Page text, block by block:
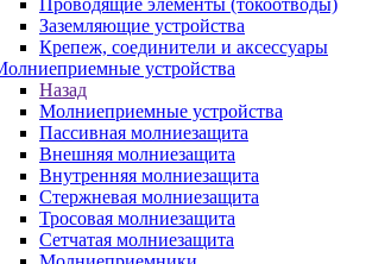
Проводящие элементы (токоотводы)
Заземляющие устройства
Крепеж, соединители и аксессуары
устройства
Назад
Молниеприемные устройства
Пассивная молниезащита
Внешняя молниезащита
Внутренняя молниезащита
Стержневая молниезащита
Тросовая молниезащита
Сетчатая молниезащита